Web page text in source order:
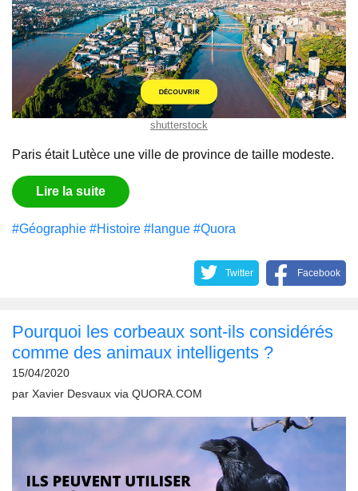
shutterstock
Paris était Lutèce une ville de province de taille modeste.
Lire la suite
#Géographie #Histoire #langue #Quora
Twitter Facebook
Pourquoi les corbeaux sont-ils considérés
comme des animaux intelligents ?
15/04/2020
par Xavier Desvaux via QUORA.COM